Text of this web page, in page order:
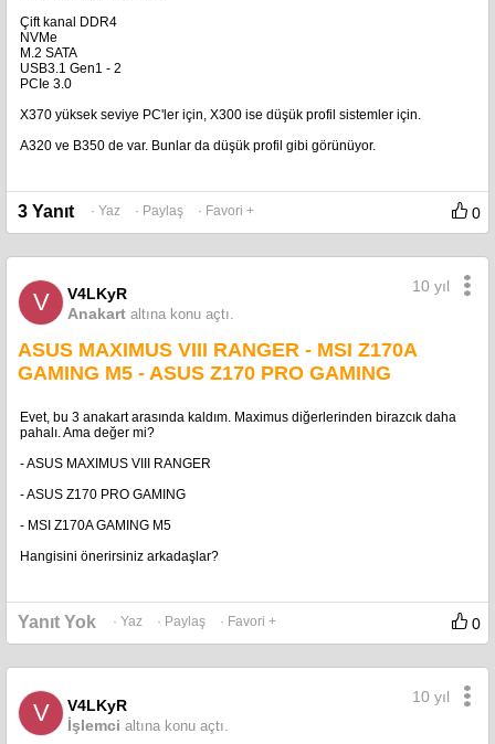
Çift kanal DDR4
NVMe
M.2 SATA
USB3.1 Gen1 - 2
PCIe 3.0
X370 yüksek seviye PC'ler için, X300 ise düşük profil sistemler için.
A320 ve B350 de var. Bunlar da düşük profil gibi görünüyor.
3 Yanıt · Yaz · Paylaş · Favori + 0
V
V4LKyR
Anakart altına konu açtı.
10 yıl
ASUS MAXIMUS VIII RANGER - MSI Z170A
GAMING M5 - ASUS Z170 PRO GAMING
Evet, bu 3 anakart arasında kaldım. Maximus diğerlerinden birazcık daha
pahalı. Ama değer mi?
- ASUS MAXIMUS VIII RANGER
- ASUS Z170 PRO GAMING
- MSI Z170A GAMING M5
Hangisini önerirsiniz arkadaşlar?
Yanıt Yok · Yaz · Paylaş · Favori + 0
V
V4LKyR
İşlemci altına konu açtı.
10 yıl